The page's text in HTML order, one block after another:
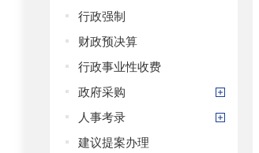
行政强制
财政预决算
行政事业性收费
政府采购
人事考录
建议提案办理